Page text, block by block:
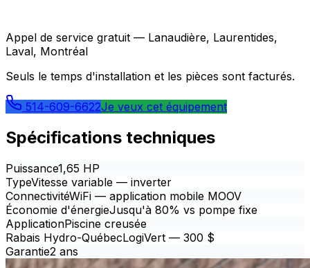
Appel de service gratuit — Lanaudière, Laurentides,
Laval, Montréal
Seuls le temps d'installation et les pièces sont facturés.
514-609-6622Je veux cet équipement
Spécifications techniques
Puissance1,65 HP
TypeVitesse variable — inverter
ConnectivitéWiFi — application mobile MOOV
Économie d'énergieJusqu'à 80% vs pompe fixe
ApplicationPiscine creusée
Rabais Hydro-QuébecLogiVert — 300 $
Garantie2 ans